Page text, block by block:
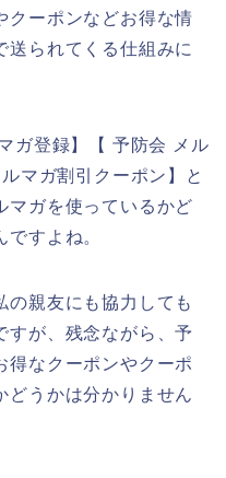
クーポンなどお得な情
送られてくる仕組みに
ガ登録】【 予防会 メル
マガ割引クーポン】と
マガを使っているかど
すよね。
の親友にも協力しても
すが、残念ながら、予
得なクーポンやクーポ
どうかは分かりません